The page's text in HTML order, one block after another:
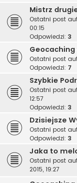
Mistrz
Ostatni post
00:15
Odpowiedzi: 3
Geocaching
Ostatni post
Odpowiedzi: 7
Szybkie
Ostatni post
12:57
Odpowiedzi: 3
Dzisiejsze
Ostatni post
Odpowiedzi: 3
Jaka to
Ostatni post
2015, 19:27